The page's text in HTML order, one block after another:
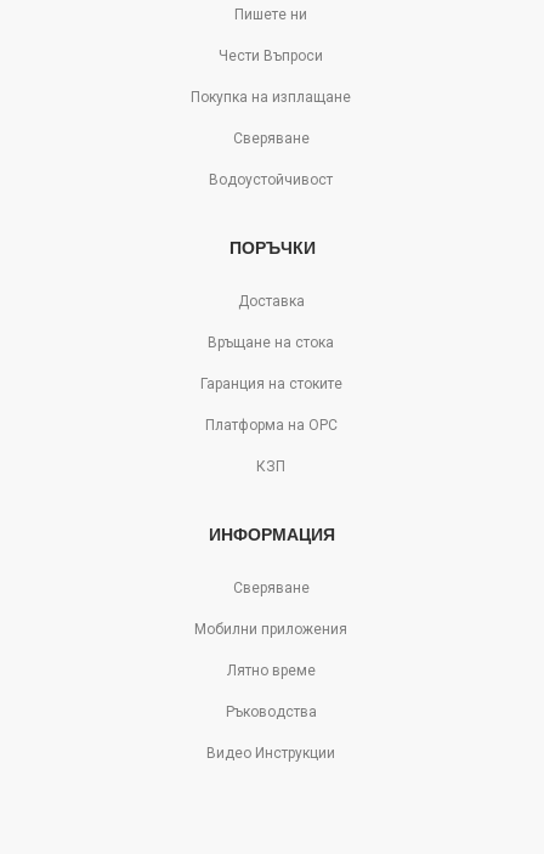
Пишете ни
Чести Въпроси
Покупка на изплащане
Сверяване
Водоустойчивост
ПОРЪЧКИ
Доставка
Връщане на стока
Гаранция на стоките
Платформа на ОРС
КЗП
ИНФОРМАЦИЯ
Сверяване
Мобилни приложения
Лятно време
Ръководства
Видео Инструкции